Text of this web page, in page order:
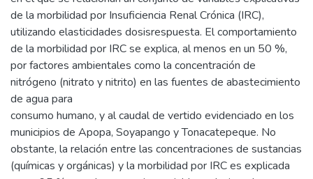
de la morbilidad por Insuficiencia Renal Crónica (IRC),
utilizando elasticidades dosisrespuesta. El comportamiento
de la morbilidad por IRC se explica, al menos en un 50 %,
por factores ambientales como la concentración de
nitrógeno (nitrato y nitrito) en las fuentes de abastecimiento
de agua para
consumo humano, y al caudal de vertido evidenciado en los
municipios de Apopa, Soyapango y Tonacatepeque. No
obstante, la relación entre las concentraciones de sustancias
(químicas y orgánicas) y la morbilidad por IRC es explicada